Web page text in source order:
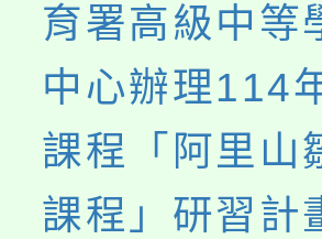
系所師生報
育署高級中等
中心辦理114
課程「阿里山
課程」研習計